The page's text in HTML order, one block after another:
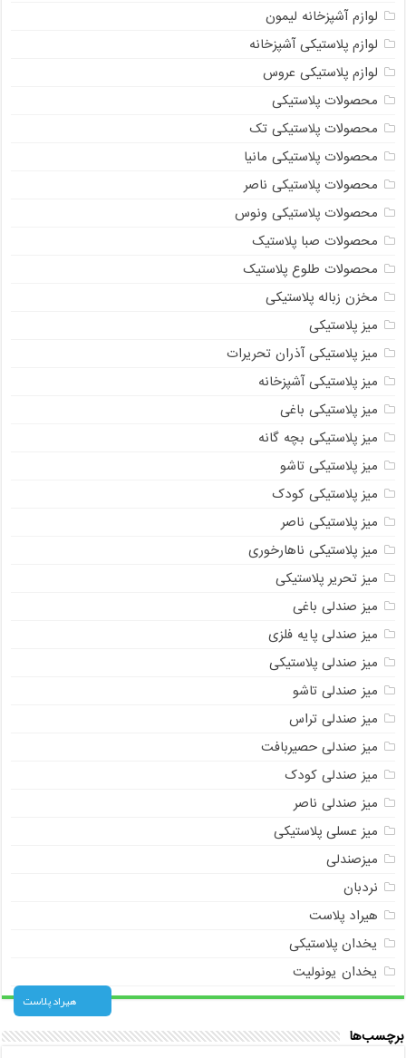
لوازم آشپزخانه لیمون
لوازم پلاستیکی آشپزخانه
لوازم پلاستیکی عروس
محصولات پلاستیکی
محصولات پلاستیکی تک
محصولات پلاستیکی مانیا
محصولات پلاستیکی ناصر
محصولات پلاستیکی ونوس
محصولات صبا پلاستیک
محصولات طلوع پلاستیک
مخزن زباله پلاستیکی
میز پلاستیکی
میز پلاستیکی آذران تحریرات
میز پلاستیکی آشپزخانه
میز پلاستیکی باغی
میز پلاستیکی بچه گانه
میز پلاستیکی تاشو
میز پلاستیکی کودک
میز پلاستیکی ناصر
میز پلاستیکی ناهارخوری
میز تحریر پلاستیکی
میز صندلی باغی
میز صندلی پایه فلزی
میز صندلی پلاستیکی
میز صندلی تاشو
میز صندلی تراس
میز صندلی حصیربافت
میز صندلی کودک
میز صندلی ناصر
میز عسلی پلاستیکی
میزصندلی
نردبان
هیراد پلاست
یخدان پلاستیکی
یخدان یونولیت
برچسب‌ها
هیراد پلاست